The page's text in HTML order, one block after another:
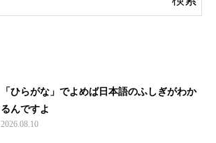
「ひらがな」でよめば日本語のふしぎがわか
るんですよ
2026.08.10